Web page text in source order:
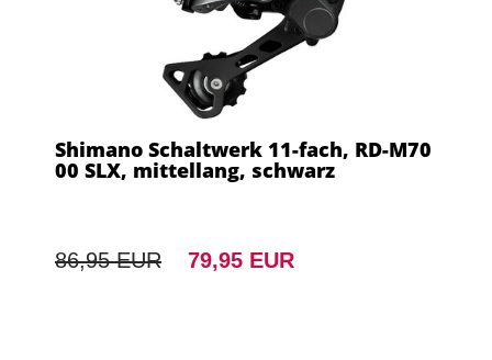
Shimano Schaltwerk 11-fach, RD-M70
00 SLX, mittellang, schwarz
86,95 EUR 79,95 EUR